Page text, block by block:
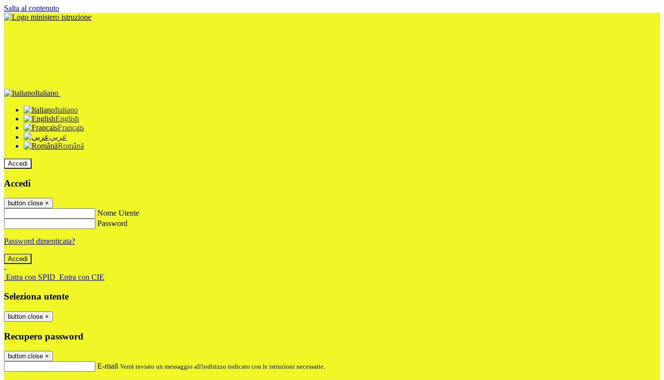
Salta al contenuto
Italiano
Italiano
English
Français
عربى
Română
Accedi
Accedi
button close ×
Nome Utente
Password
Password dimenticata?
-
Entra con SPID Entra con CIE
Seleziona utente
button close ×
Recupero password
button close ×
E-mail Verrà inviato un messaggio all'indirizzo indicato con le istruzioni necessarie.